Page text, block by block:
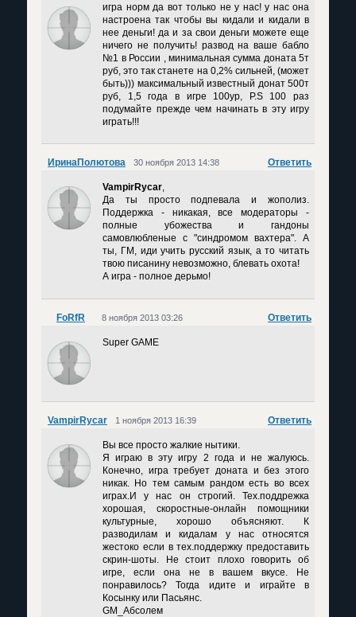
игра норм да вот только не у нас! у нас она
настроена так чтобы вы кидали и кидали в
нее деньги! да и за свои деньги можете еще
ничего не получить! развод на ваше бабло
№1 в России , минимальная сумма доната 5т
руб, это так станете на 0,2% сильней, (может
быть))) максимальный известный донат 500т
руб, 1,5 года в игре 100ур, P.S 100 раз
подумайте прежде чем начинать в эту игру
играть!!!
ИринаПолютова Ответить
30 ноября 2013 14:38
VampirRycar,
Да ты просто подпевала и жополиз.
Поддержка - никакая, все модераторы -
полные убожества и гандоны
самовлюбленые с "синдромом вахтера". А
ты, ГМ, иди учить русский язык, а то читать
твою писанину невозможно, блевать охота!
А игра - полное дерьмо!
FoRfR Ответить
8 ноября 2013 03:26
Super GAME
VampirRycar Ответить
1 ноября 2013 16:39
Вы все просто жалкие нытики.
Я играю в эту игру 2 года и не жалуюсь.
Конечно, игра требует доната и без этого
никак. Но тем самым рандом есть во всех
играх.И у нас он строгий. Тех.поддрежка
хорошая, скоростные-онлайн помощники
культурные, хорошо объясняют. К
разводилам и кидалам у нас относятся
жестоко если в тех.поддержку предоставить
скрин-шоты. Не стоит плохо говорить об
игре, если она не в вашем вкусе. Не
понравилось? Тогда идите и играйте в
Косынку или Пасьянс.
GM_Абсолем